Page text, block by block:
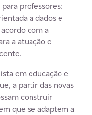
professores:
a dados e
com a
a atuação e
em educação e
a partir das novas
construir
que se adaptem a